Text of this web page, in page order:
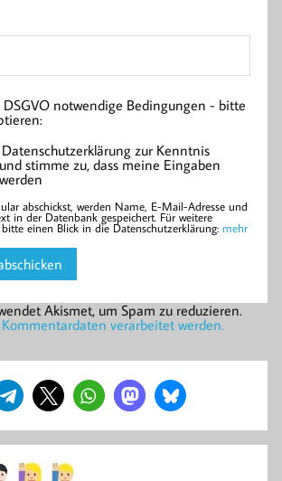
DSGVO notwendige Bedingungen - bitte
zur Kenntnis
stimme zu, dass meine Eingaben
abschickst, werden Name, E-Mail-Adresse und
in der Datenbank gespeichert. Für weitere
einen Blick in die Datenschutzerklärung: mehr
Akismet, um Spam zu reduzieren.
verarbeitet werden.